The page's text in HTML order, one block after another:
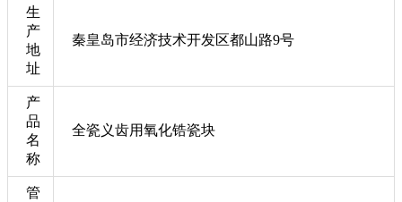
生
产
地
址
秦皇岛市经济技术开发区都山路9号
产
品
名
称
全瓷义齿用氧化锆瓷块
管